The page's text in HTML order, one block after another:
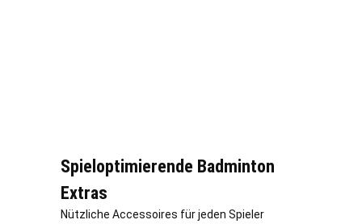
Spieloptimierende Badminton
Extras
Nützliche Accessoires für jeden Spieler